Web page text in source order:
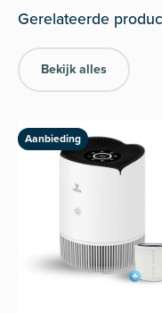
Bekijk alles
Aanbieding